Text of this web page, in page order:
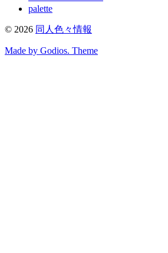
palette
© 2026 同人色々情報
Made by Godios. Theme